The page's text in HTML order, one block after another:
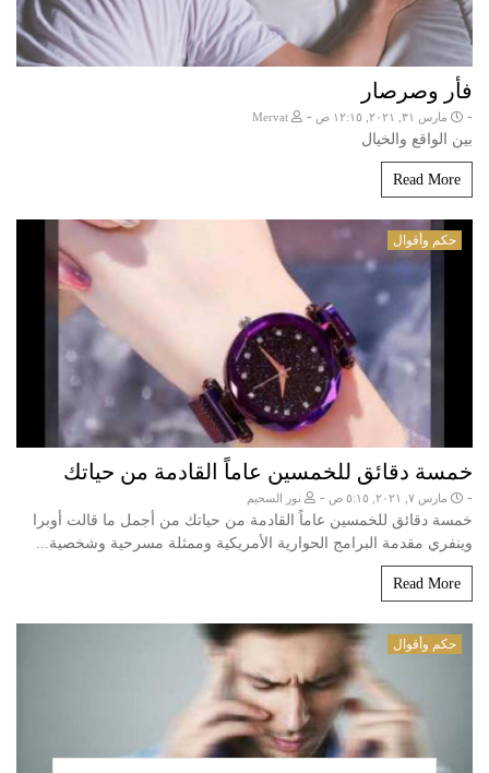
فأر وصرصار
- مارس ٣١, ٢٠٢١, ١٢:١٥ ص -
بين الواقع والخيال
Read More
حكم وأقوال
خمسة دقائق للخمسين عاماً القادمة من حياتك
- مارس ٧, ٢٠٢١, ٥:١٥ ص - نور السحيم
خمسة دقائق للخمسين عاماً القادمة من حياتك من أجمل ما قالت أوبرا
وينفري مقدمة البرامج الحوارية الأمريكية وممثلة مسرحية وشخصية...
Read More
حكم وأقوال